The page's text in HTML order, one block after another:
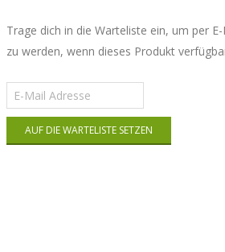
Trage dich in die Warteliste ein, um per
zu werden, wenn dieses Produkt
Gib
deine
E-
Mail-
Adresse
AUF DIE WARTELISTE SETZEN